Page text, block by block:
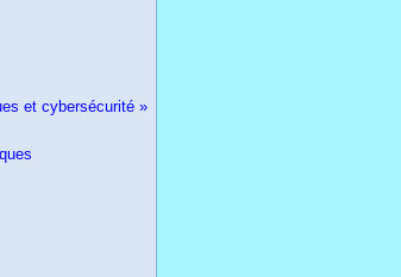
et cybersécurité »